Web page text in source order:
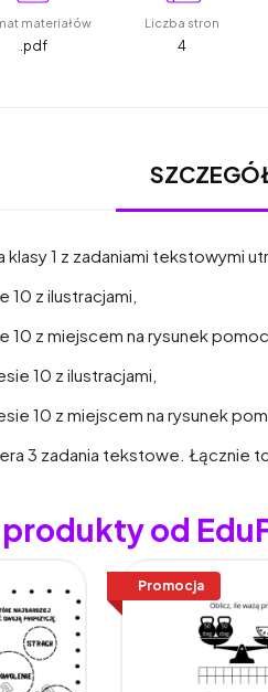
materiałów
.pdf
Liczba stron
4
klasy 1 z zadaniami tekstowymi
10 z ilustracjami,
10 z miejscem na rysunek
10 z ilustracjami,
10 z miejscem na rysunek
3 zadania tekstowe. Łącznie
produkty od
Promocja